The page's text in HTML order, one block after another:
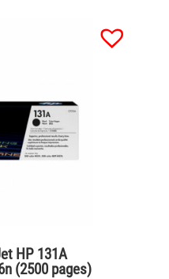
HP 131A
(2500 pages)